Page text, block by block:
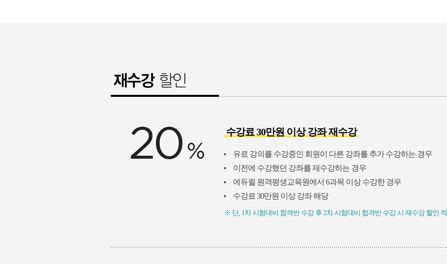
수강료 30만원 이상 강좌 재수강
유료 강의를 수강중인 회원이 다른 강좌를 추가 수강하는 경우
이전에 수강했던 강좌를 재수강하는 경우
에듀윌 원격평생교육원에서 6과목 이상 수강한 경우
수강료 30만원 이상 강좌 해당
※ 단, 1차 시험대비 합격반 수강 후 2차 시험대비 합격반 수강 시 재수강 할인